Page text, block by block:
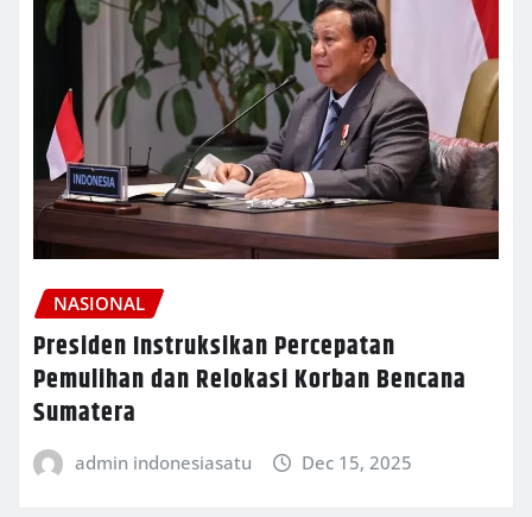
NASIONAL
Presiden Instruksikan Percepatan
Pemulihan dan Relokasi Korban Bencana
Sumatera
admin indonesiasatu Dec 15, 2025